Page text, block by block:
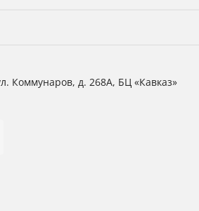
Коммунаров, д. 268А, БЦ «Кавказ»